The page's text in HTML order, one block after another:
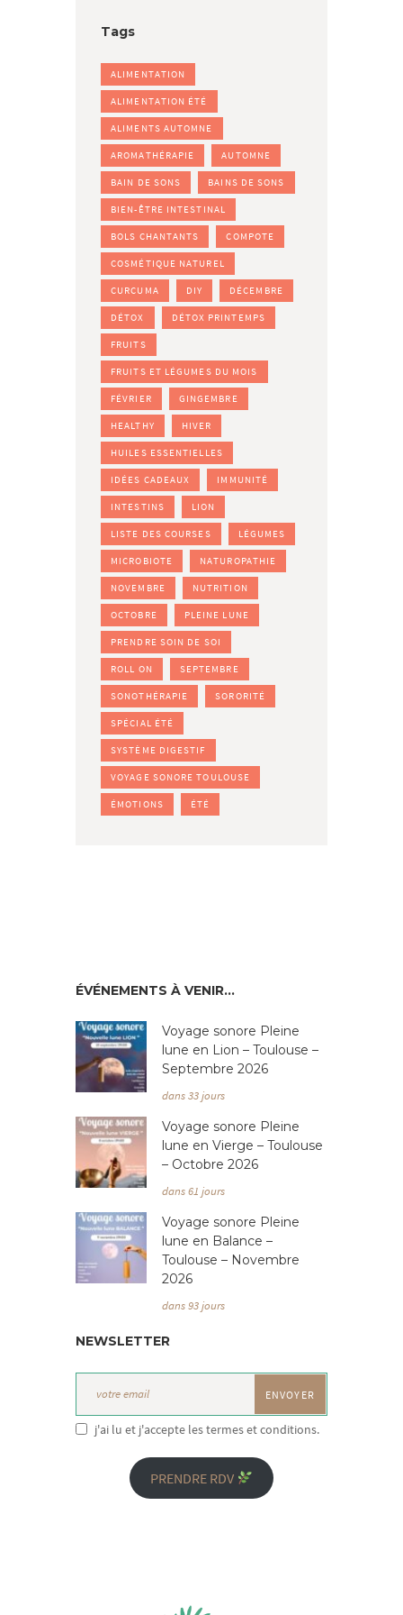
Tags
ALIMENTATION
ALIMENTATION ÉTÉ
ALIMENTS AUTOMNE
AROMATHÉRAPIE AUTOMNE
BAIN DE SONS BAINS DE SONS
BIEN-ÊTRE INTESTINAL
BOLS CHANTANTS COMPOTE
COSMÉTIQUE NATUREL
CURCUMA DIY DÉCEMBRE
DÉTOX DÉTOX PRINTEMPS
FRUITS
FRUITS ET LÉGUMES DU MOIS
FÉVRIER GINGEMBRE
HEALTHY HIVER
HUILES ESSENTIELLES
IDÉES CADEAUX IMMUNITÉ
INTESTINS LION
LISTE DES COURSES LÉGUMES
MICROBIOTE NATUROPATHIE
NOVEMBRE NUTRITION
OCTOBRE PLEINE LUNE
PRENDRE SOIN DE SOI
ROLL ON SEPTEMBRE
SONOTHÉRAPIE SORORITÉ
SPÉCIAL ÉTÉ
SYSTÈME DIGESTIF
VOYAGE SONORE TOULOUSE
ÉMOTIONS ÉTÉ
ÉVÉNEMENTS À VENIR…
Voyage sonore Pleine
lune en Lion – Toulouse –
Septembre 2026
dans 33 jours
Voyage sonore Pleine
lune en Vierge – Toulouse
– Octobre 2026
dans 61 jours
Voyage sonore Pleine
lune en Balance –
Toulouse – Novembre
2026
dans 93 jours
NEWSLETTER
j'ai lu et j'accepte les termes et conditions.
PRENDRE RDV